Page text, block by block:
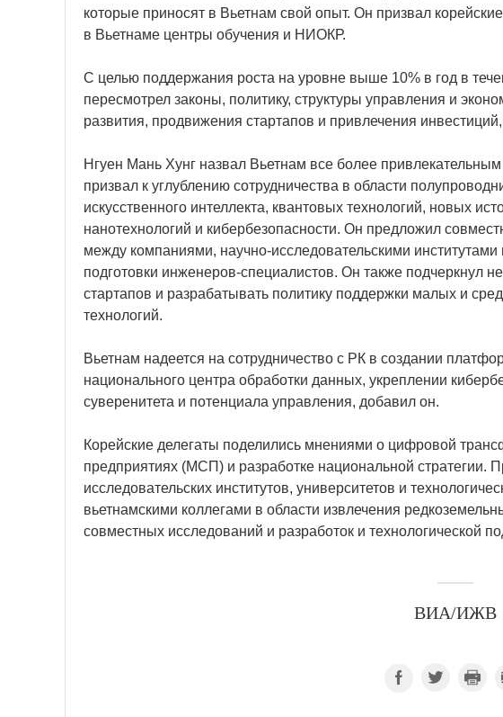
которые приносят в Вьетнам свой опыт. Он призвал
в Вьетнаме центры обучения и НИОКР.
С целью поддержания роста на уровне выше 10% в год в
пересмотрел законы, политику, структуры управления и
развития, продвижения стартапов и привлечения инвестиций,
Нгуен Мань Хунг назвал Вьетнам все более
призвал к углублению сотрудничества в области
искусственного интеллекта, квантовых технологий, новых
нанотехнологий и кибербезопасности. Он предложил
между компаниями, научно-исследовательскими
подготовки инженеров-специалистов. Он также подчеркнул
стартапов и разрабатывать политику поддержки малых и
технологий.
Вьетнам надеется на сотрудничество с РК в создании
национального центра обработки данных, укреплении
суверенитета и потенциала управления, добавил он.
Корейские делегаты поделились мнениями о цифровой
предприятиях (МСП) и разработке национальной стратегии.
исследовательских институтов, университетов и
вьетнамскими коллегами в области извлечения
совместных исследований и разработок и технологической
ВИА/ИЖВ